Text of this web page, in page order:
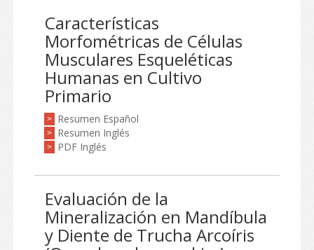
Características
Morfométricas de Células
Musculares Esqueléticas
Humanas en Cultivo
Primario
> Resumen Español
> Resumen Inglés
> PDF Inglés
Evaluación de la
Mineralización en Mandíbula
y Diente de Trucha Arcoíris